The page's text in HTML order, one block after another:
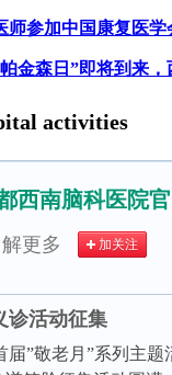
师参加中国康复医
金森日”即将到来
activities